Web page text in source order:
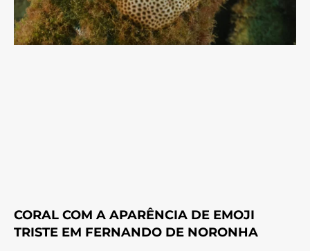
CORAL COM A APARÊNCIA DE EMOJI
TRISTE EM FERNANDO DE NORONHA